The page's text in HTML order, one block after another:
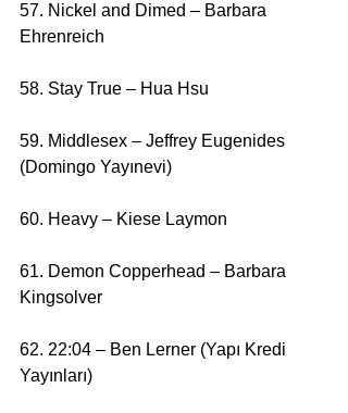
57. Nickel and Dimed – Barbara
Ehrenreich
58. Stay True – Hua Hsu
59. Middlesex – Jeffrey Eugenides
(Domingo Yayınevi)
60. Heavy – Kiese Laymon
61. Demon Copperhead – Barbara
Kingsolver
62. 22:04 – Ben Lerner (Yapı Kredi
Yayınları)